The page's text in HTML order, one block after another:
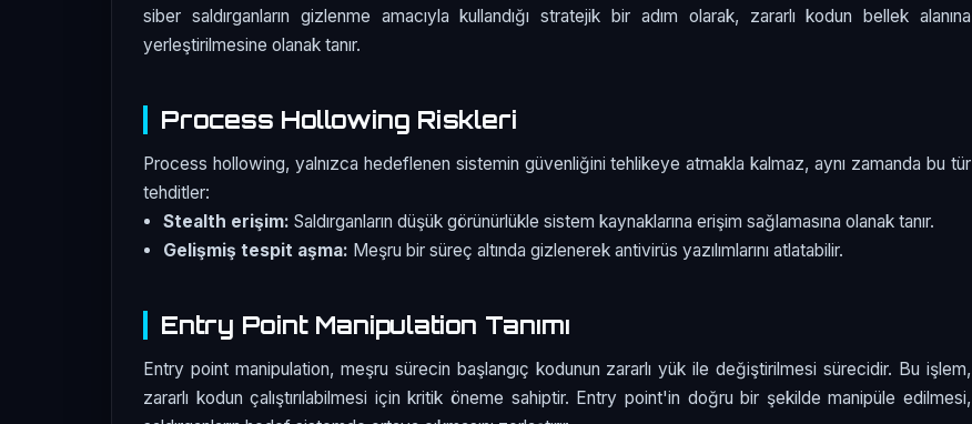
siber saldırganların gizlenme amacıyla kullandığı stratejik bir adım olarak, zararlı kodun bellek alanına
yerleştirilmesine olanak tanır.
Process Hollowing Riskleri
Process hollowing, yalnızca hedeflenen sistemin güvenliğini tehlikeye atmakla kalmaz, aynı zamanda bu tür
tehditler:
Stealth erişim: Saldırganların düşük görünürlükle sistem kaynaklarına erişim sağlamasına olanak tanır.
Gelişmiş tespit aşma: Meşru bir süreç altında gizlenerek antivirüs yazılımlarını atlatabilir.
Entry Point Manipulation Tanımı
Entry point manipulation, meşru sürecin başlangıç kodunun zararlı yük ile değiştirilmesi sürecidir. Bu işlem,
zararlı kodun çalıştırılabilmesi için kritik öneme sahiptir. Entry point'in doğru bir şekilde manipüle edilmesi,